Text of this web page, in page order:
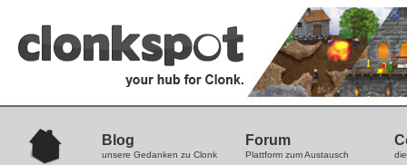
Blog
unsere Gedanken zu Clonk
Forum
Plattform zum Austausch